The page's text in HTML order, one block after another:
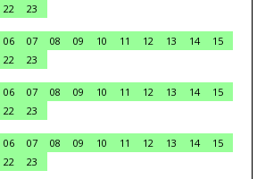
22
23
06 07 08 09 10 11 12 13 14
15
22
23
06 07 08 09 10 11 12 13 14
15
22
23
06 07 08 09 10 11 12 13 14
15
22
23